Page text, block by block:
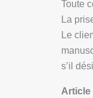
Toute
La
Le
s’il
Article